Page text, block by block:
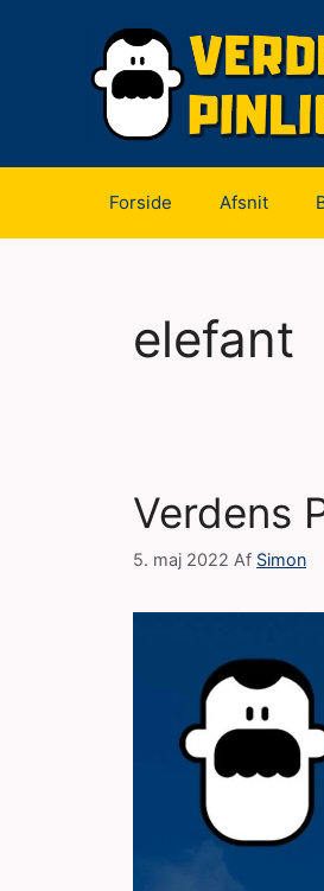
Forside Afsnit
elefant
Verdens
5. maj 2022 Af Simon